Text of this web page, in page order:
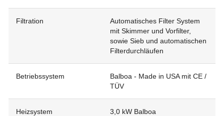
Filtration
Automatisches Filter System
mit Skimmer und Vorfilter,
sowie Sieb und automatischen
Filterdurchläufen
Betriebssystem
Balboa - Made in USA mit CE /
TÜV
Heizsystem
3,0 kW Balboa